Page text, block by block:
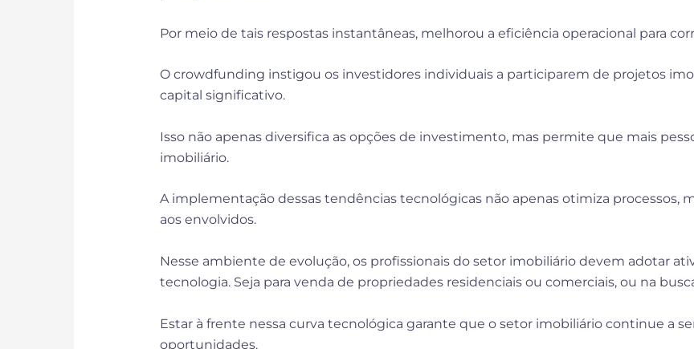
Por meio de tais respostas instantâneas, melhorou a eficiência operacional para
O crowdfunding instigou os investidores individuais a participarem de projetos
capital significativo.
Isso não apenas diversifica as opções de investimento, mas permite que mais
imobiliário.
A implementação dessas tendências tecnológicas não apenas otimiza processos,
aos envolvidos.
Nesse ambiente de evolução, os profissionais do setor imobiliário devem adotar
tecnologia. Seja para venda de propriedades residenciais ou comerciais, ou na
Estar à frente nessa curva tecnológica garante que o setor imobiliário continue a
oportunidades.